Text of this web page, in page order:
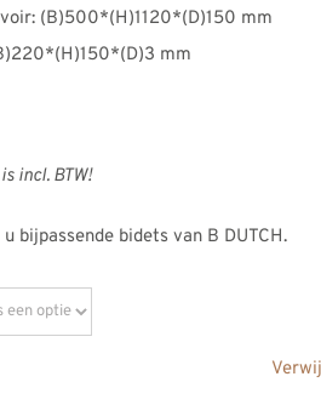
(B)500*(H)1120*(D)150 mm
mm
incl. BTW!
bijpassende bidets van B DUTCH.